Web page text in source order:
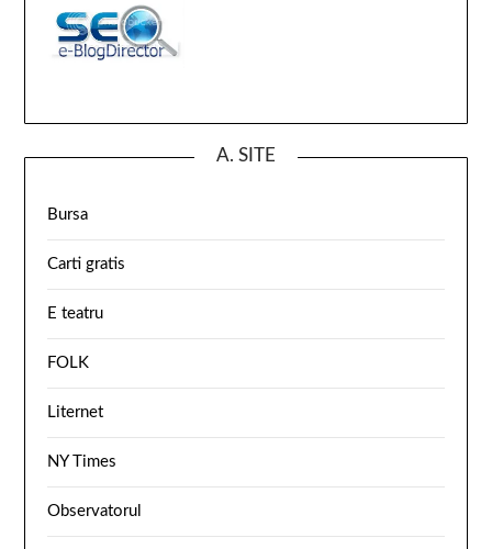
A. SITE
Bursa
Carti gratis
E teatru
FOLK
Liternet
NY Times
Observatorul